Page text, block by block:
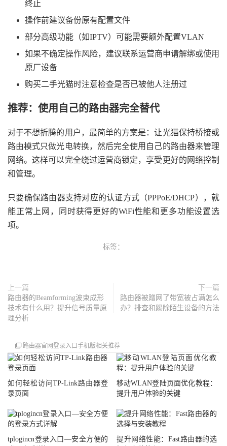
终止
操作前建议备份原有配置文件
部分高级功能（如IPTV）可能需要额外配置VLAN
如果不确定操作风险，建议联系运营商申请解绑或使用
原厂设备
购买二手光猫时注意检查是否已被他人注册过
推荐：使用自己的路由器完全替代
对于不想折腾的用户，最简单的方案是：让光猫保持桥接或
路由模式只做光电转换，然后完全使用自己的路由器来管理
网络。这样可以完全绕过运营商锁定，享受更好的网络控制
和管理。
只要确保路由器支持对应的认证方式（PPPoE/DHCP），就
能正常上网，同时获得更好的WiFi性能和更多功能设置选
项。
标签：
上一篇
路由器的Beamforming波束成形
技术有什么用？提升信号质量原
理分析
下一篇
路由器被蹭网了带宽被占满怎么
办？排查和踢除陌生设备的方法
路由器官网登录入口手机版相关推荐
如何轻松访问TP-Link路由器登
录页面
移动WLAN登陆页面优化教程：
提升用户体验的关键
tplogincn登录入口—安全方便的
提升网络性能：Fast路由器的选